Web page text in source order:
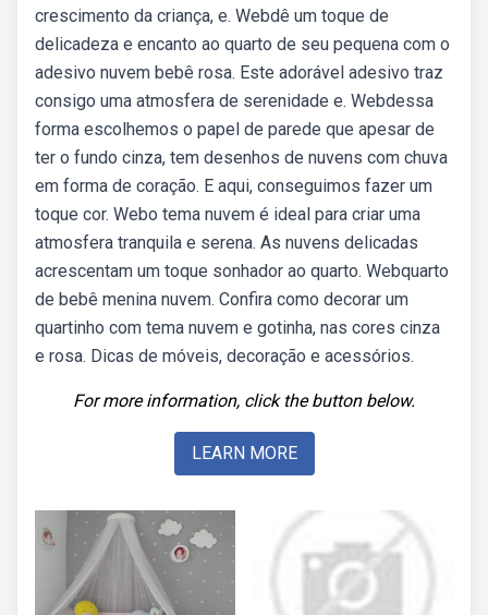
crescimento da criança, e. Webdê um toque de
delicadeza e encanto ao quarto de seu pequena com o
adesivo nuvem bebê rosa. Este adorável adesivo traz
consigo uma atmosfera de serenidade e. Webdessa
forma escolhemos o papel de parede que apesar de
ter o fundo cinza, tem desenhos de nuvens com chuva
em forma de coração. E aqui, conseguimos fazer um
toque cor. Webo tema nuvem é ideal para criar uma
atmosfera tranquila e serena. As nuvens delicadas
acrescentam um toque sonhador ao quarto. Webquarto
de bebê menina nuvem. Confira como decorar um
quartinho com tema nuvem e gotinha, nas cores cinza
e rosa. Dicas de móveis, decoração e acessórios.
For more information, click the button below.
LEARN MORE